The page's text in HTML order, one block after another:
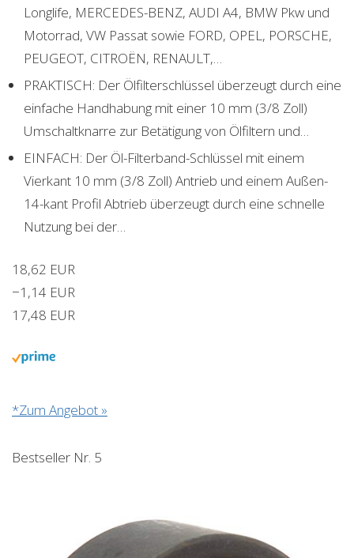
Longlife, MERCEDES-BENZ, AUDI A4, BMW Pkw und
Motorrad, VW Passat sowie FORD, OPEL, PORSCHE,
PEUGEOT, CITROËN, RENAULT,…
PRAKTISCH: Der Ölfilterschlüssel überzeugt durch eine
einfache Handhabung mit einer 10 mm (3/8 Zoll)
Umschaltknarre zur Betätigung von Ölfiltern und…
EINFACH: Der Öl-Filterband-Schlüssel mit einem
Vierkant 10 mm (3/8 Zoll) Antrieb und einem Außen-
14-kant Profil Abtrieb überzeugt durch eine schnelle
Nutzung bei der…
18,62 EUR
−1,14 EUR
17,48 EUR
*Zum Angebot »
Bestseller Nr. 5